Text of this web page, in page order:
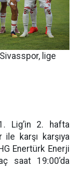
lige
Lig’in 2. hafta
ile karşı karşıya
Enertürk Enerji
saat 19:00’da